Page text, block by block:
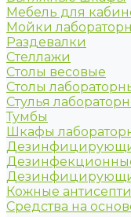
Мебель для
Мойки
Раздевалки
Стеллажи
Столы весовые
Столы
Стулья
Тумбы
Шкафы
Кожные
Средства на